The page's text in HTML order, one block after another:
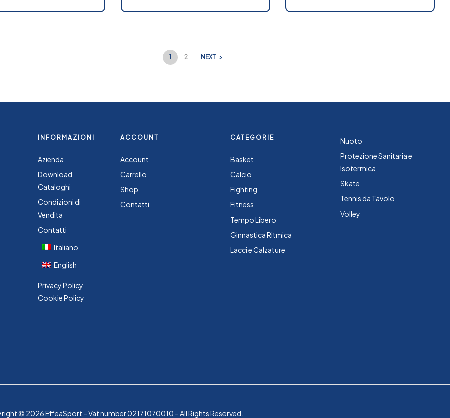
1 2 NEXT
INFORMAZIONI
Azienda
Download
Cataloghi
Condizioni di
Vendita
Contatti
Italiano
English
Privacy Policy
Cookie Policy
ACCOUNT
Account
Carrello
Shop
Contatti
CATEGORIE
Basket
Calcio
Fighting
Fitness
Tempo Libero
Ginnastica Ritmica
Lacci e Calzature
Nuoto
Protezione Sanitaria e
Isotermica
Skate
Tennis da Tavolo
Volley
© 2026 EffeaSport – Vat number 02171070010 – All Rights Reserved.